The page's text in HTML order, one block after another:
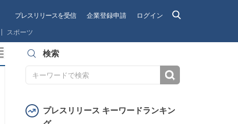
プレスリリースを受信 企業登録申請 ログイン
スポーツ
検索
プレスリリース キーワードランキン